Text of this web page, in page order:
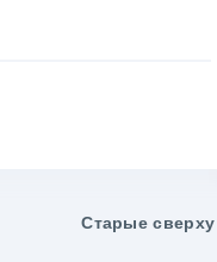
Старые сверху